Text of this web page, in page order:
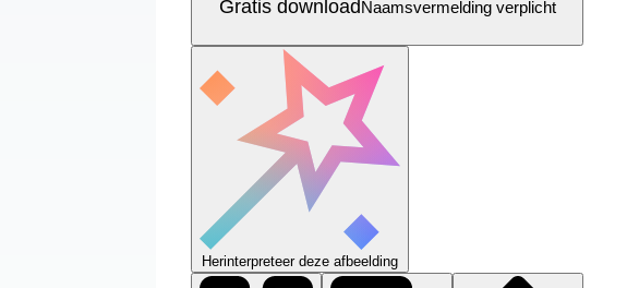
Gratis downloadNaamsvermelding verplicht
Herinterpreteer deze afbeelding